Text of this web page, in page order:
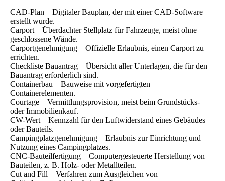
CAD-Plan – Digitaler Bauplan, der mit einer CAD-Software
erstellt wurde.
Carport – Überdachter Stellplatz für Fahrzeuge, meist ohne
geschlossene Wände.
Carportgenehmigung – Offizielle Erlaubnis, einen Carport zu
errichten.
Checkliste Bauantrag – Übersicht aller Unterlagen, die für den
Bauantrag erforderlich sind.
Containerbau – Bauweise mit vorgefertigten
Containerelementen.
Courtage – Vermittlungsprovision, meist beim Grundstücks-
oder Immobilienkauf.
CW-Wert – Kennzahl für den Luftwiderstand eines Gebäudes
oder Bauteils.
Campingplatzgenehmigung – Erlaubnis zur Einrichtung und
Nutzung eines Campingplatzes.
CNC-Bauteilfertigung – Computergesteuerte Herstellung von
Bauteilen, z. B. Holz- oder Metallteilen.
Cut and Fill – Verfahren zum Ausgleichen von